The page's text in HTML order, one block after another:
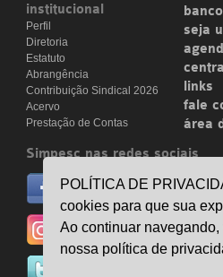
institucional
Perfil
Diretoria
Estatuto
Abrangência
Contribuição Sindical 2026
Acervo
Prestação de Contas
seja
links
fale
área
Simpesc nas redes sociais
no facebook
/simpesc
no instagram
@simpescplasticos
POLÍTICA DE
cookies para que sua
Ao continuar
nossa política de